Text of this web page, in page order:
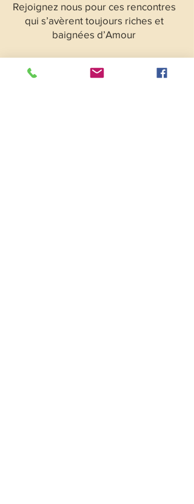
Rejoignez nous pour ces rencontres
qui s’avèrent toujours riches et
baignées d’Amour